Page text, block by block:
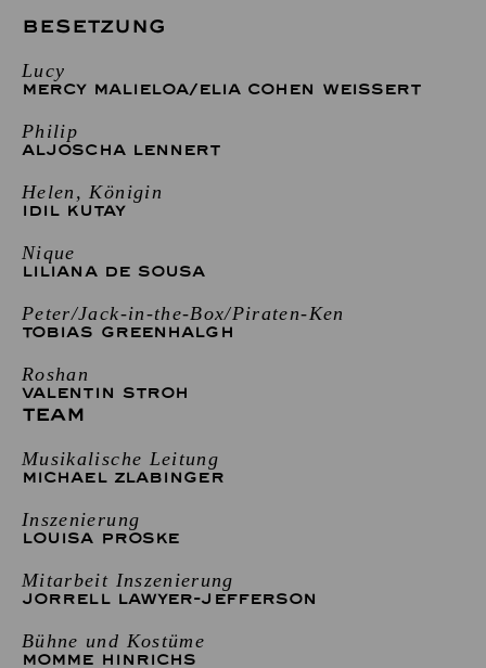
BESETZUNG
Lucy
MERCY MALIELOA/ELIA COHEN WEISSERT
Philip
ALJOSCHA LENNERT
Helen, Königin
IDIL KUTAY
Nique
LILIANA DE SOUSA
Peter/Jack-in-the-Box/Piraten-Ken
TOBIAS GREENHALGH
Roshan
VALENTIN STROH
TEAM
Musikalische Leitung
MICHAEL ZLABINGER
Inszenierung
LOUISA PROSKE
Mitarbeit Inszenierung
JORRELL LAWYER-JEFFERSON
Bühne und Kostüme
MOMME HINRICHS